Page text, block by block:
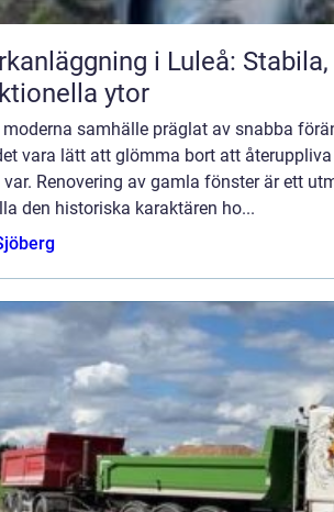
i Luleå:
ytor
moderna samhälle präglat av snabba
vara lätt att glömma bort att
var. Renovering av gamla fönster är ett
den historiska karaktären ho...